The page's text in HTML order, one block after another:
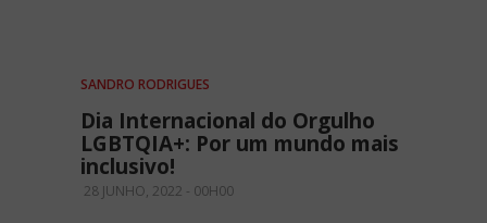
SANDRO RODRIGUES
Dia Internacional do Orgulho
LGBTQIA+: Por um mundo mais
inclusivo!
28 JUNHO, 2022 - 00H00